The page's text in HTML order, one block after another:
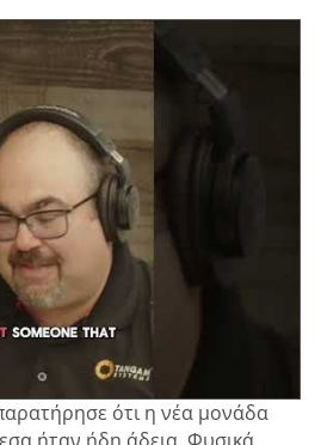
ότι η νέα μονάδα